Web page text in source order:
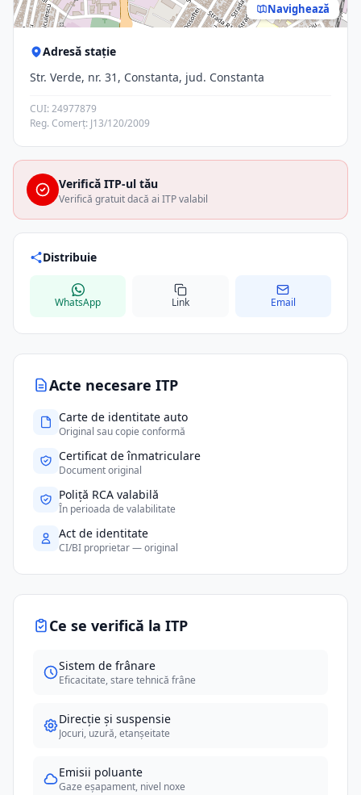
Acte necesare ITP
Carte de identitate auto
Original sau copie conformă
Certificat de înmatriculare
Document original
Poliță RCA valabilă
În perioada de valabilitate
Act de identitate
CI/BI proprietar — original
Ce se verifică la ITP
Sistem de frânare
Eficacitate, stare tehnică frâne
Direcție și suspensie
Jocuri, uzură, etanșeitate
Emisii poluante
Gaze eșapament, nivel noxe
Navighează
Adresă stație
Str. Verde, nr. 31, Constanta, jud. Constanta
CUI: 24977879
Reg. Comerț: J13/120/2009
Verifică ITP-ul tău
Verifică gratuit dacă ai ITP valabil
Distribuie
WhatsApp Link Email